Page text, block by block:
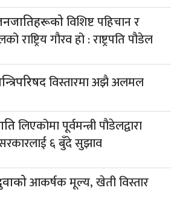
विशिष्ट पहिचान र
राष्ट्रिय गौरव हो : राष्ट्रपति पौडेल
विस्तारमा अझै अलमल
लिएकोमा पूर्वमन्त्री पौडेलद्वारा
६ बुँदे सुझाव
आकर्षक मूल्य, खेती विस्तार